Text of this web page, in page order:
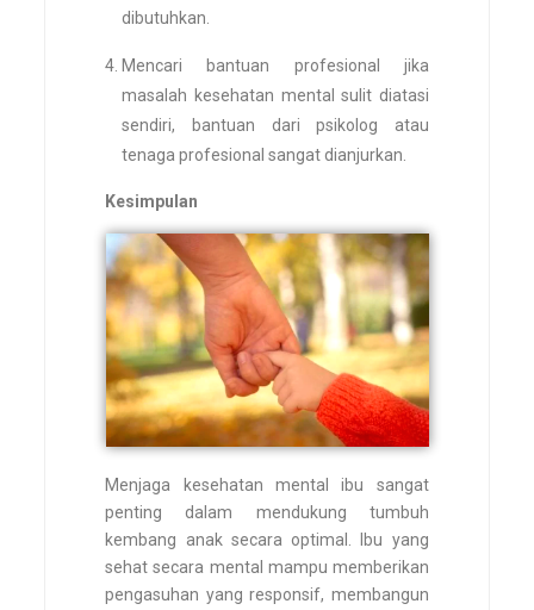
dibutuhkan.
Mencari bantuan profesional jika
masalah kesehatan mental sulit diatasi
sendiri, bantuan dari psikolog atau
tenaga profesional sangat dianjurkan.
Kesimpulan
Menjaga kesehatan mental ibu sangat
penting dalam mendukung tumbuh
kembang anak secara optimal. Ibu yang
sehat secara mental mampu memberikan
pengasuhan yang responsif, membangun